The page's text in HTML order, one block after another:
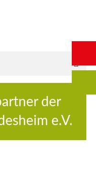
der
e.V.